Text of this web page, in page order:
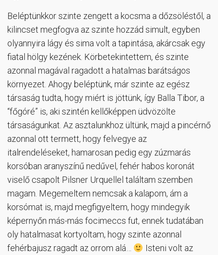
Beléptünkkor szinte zengett a kocsma a dőzsöléstől, a
kilincset megfogva az szinte hozzád simult, egyben
olyannyira lágy és sima volt a tapintása, akárcsak egy
fiatal hölgy kezének. Körbetekintettem, és szinte
azonnal magával ragadott a hatalmas barátságos
környezet. Ahogy beléptünk, már szinte az egész
társaság tudta, hogy miért is jöttünk, így Balla Tibor, a
“főgóré” is, aki szintén kellőképpen üdvözölte
társaságunkat. Az asztalunkhoz ültünk, majd a pincérnő
azonnal ott termett, hogy felvegye az
italrendeléseket, hamarosan pedig egy zúzmarás
korsóban aranyszínű nedűvel, fehér habos koronát
viselő csapolt Pilsner Urquellel találtam szemben
magam. Megemeltem nemcsak a kalapom, ám a
korsómat is, majd megfigyeltem, hogy mindegyik
képernyőn más-más focimeccs fut, ennek tudatában
oly hatalmasat kortyoltam, hogy szinte azonnal
fehérbajusz ragadt az orrom alá…
Isteni volt az